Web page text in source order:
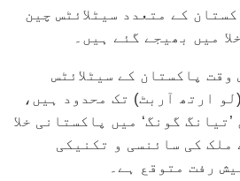
کے متعدد سیٹلائٹس چین
میں بھیجے گئے ہیں۔
پاکستان کے سیٹلائٹس
ارتھ آربٹ) تک محدود ہیں،
گونگ‘ میں پاکستانی خلا
ملک کی سائنسی و تکنیکی
رفت متوقع ہے۔